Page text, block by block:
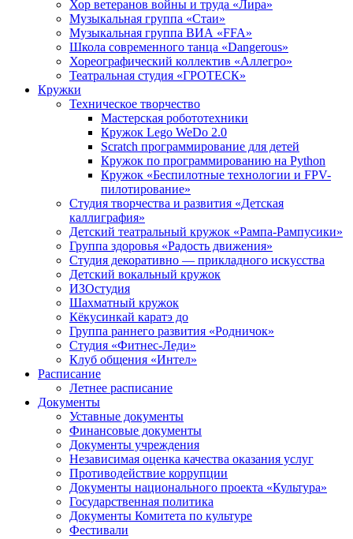
Хор ветеранов войны и труда «Лира»
Музыкальная группа «Стаи»
Музыкальная группа ВИА «FFA»
Школа современного танца «Dangerous»
Хореографический коллектив «Аллегро»
Театральная студия «ГРОТЕСК»
Кружки
Техническое творчество
Мастерская робототехники
Кружок Lego WeDo 2.0
Scratch программирование для детей
Кружок по программированию на Python
Кружок «Беспилотные технологии и FPV-
пилотирование»
Студия творчества и развития «Детская
каллиграфия»
Детский театральный кружок «Рампа-Рампусики»
Группа здоровья «Радость движения»
Студия декоративно — прикладного искусства
Детский вокальный кружок
ИЗОстудия
Шахматный кружок
Кёкусинкай каратэ до
Группа раннего развития «Родничок»
Cтудия «Фитнес-Леди»
Клуб общения «Интел»
Расписание
Летнее расписание
Документы
Уставные документы
Финансовые документы
Документы учреждения
Независимая оценка качества оказания услуг
Противодействие коррупции
Документы национального проекта «Культура»
Государственная политика
Документы Комитета по культуре
Фестивали